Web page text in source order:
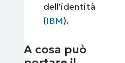
dell’identità
(IBM).
A cosa può